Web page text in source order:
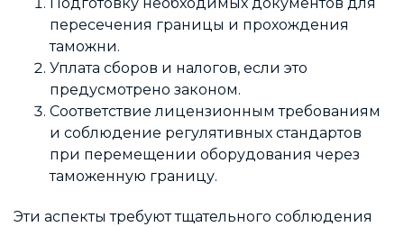
пересечения границы и прохождения
таможни.
Уплата сборов и налогов, если это
предусмотрено законом.
Соответствие лицензионным требованиям
и соблюдение регулятивных стандартов
при перемещении оборудования через
таможенную границу.
Эти аспекты требуют тщательного соблюдения